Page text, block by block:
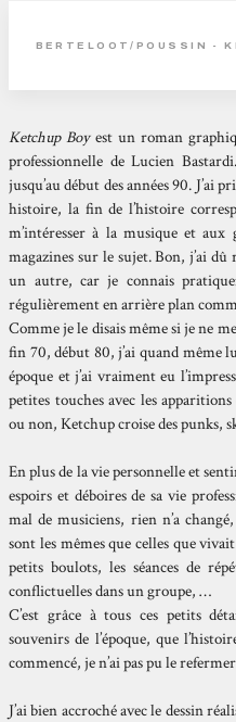
BERTELOOT/POUSSIN -
Ketchup Boyest un roman
professionnelle de Lucien
jusqu’au début des années 90. J’ai
histoire, la fin de l’histoire
m’intéresser à la musique et
magazines sur le sujet. Bon, j’ai
un autre, car je connais
régulièrement en arrière plan
Comme je le disais même si je ne
fin 70, début 80, j’ai quand même
époque et j’ai vraiment eu
petites touches avec les
ou non, Ketchup croise des punks,
En plus de la vie personnelle et
espoirs et déboires de sa vie
mal de musiciens, rien n’a
sont les mêmes que celles que
petits boulots, les séances de
conflictuelles dans un groupe, …
C’est grâce à tous ces petits
souvenirs de l’époque, que
commencé, je n’ai pas pu le
J’ai bien accroché avec le dessin